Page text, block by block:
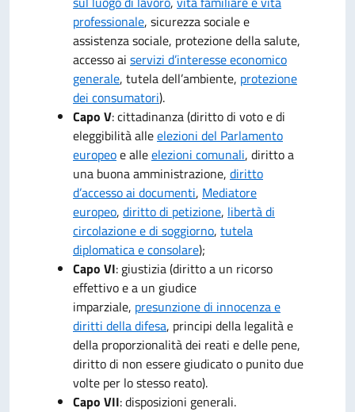
professionale, sicurezza sociale e
assistenza sociale, protezione della salute,
accesso ai servizi d’interesse economico
generale, tutela dell’ambiente, protezione
dei consumatori).
Capo V: cittadinanza (diritto di voto e di
eleggibilità alleelezioni del Parlamento
europeoe alleelezioni comunali, diritto a
una buona amministrazione, diritto
d’accesso ai documenti, Mediatore
europeo, diritto di petizione, libertà di
circolazione e di soggiorno, tutela
diplomatica e consolare);
Capo VI: giustizia (diritto a un ricorso
effettivo e a un giudice
imparziale, presunzione di innocenza e
diritti della difesa, principi della legalità e
della proporzionalità dei reati e delle pene,
diritto di non essere giudicato o punito due
volte per lo stesso reato).
Capo VII: disposizioni generali.